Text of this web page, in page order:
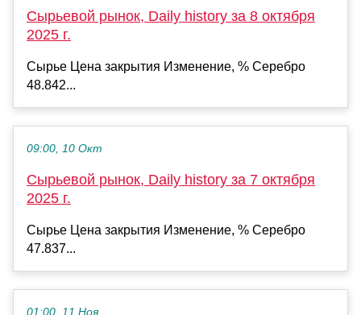
Сырьевой рынок, Daily history за 8 октября
2025 г.
Сырье Цена закрытия Изменение, % Серебро
48.842...
09:00, 10 Окт
Сырьевой рынок, Daily history за 7 октября
2025 г.
Сырье Цена закрытия Изменение, % Серебро
47.837...
01:00, 11 Ноя